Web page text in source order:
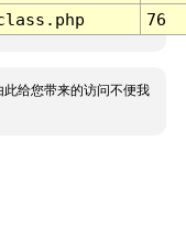
76
给您带来的访问不便我